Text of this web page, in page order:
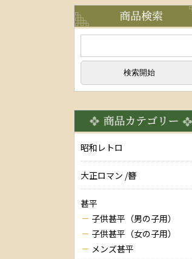
昭和レトロ
大正ロマン /簪
甚平
子供甚平（男の子用）
子供甚平（女の子用）
メンズ甚平